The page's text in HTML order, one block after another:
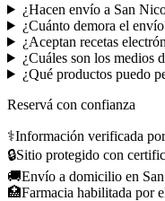
¿Hacen envío a San
¿Cuánto demora el
¿Aceptan recetas
¿Cuáles son los medios
¿Qué productos puedo
Reservá con confianza
⚕️Información verificada
🔒Sitio protegido con
🚚Envío a domicilio en
🏥Farmacia habilitada por